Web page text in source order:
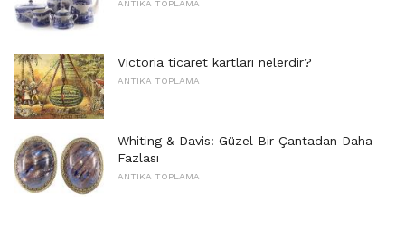
ANTIKA TOPLAMA
Victoria ticaret kartları nelerdir?
ANTIKA TOPLAMA
Whiting & Davis: Güzel Bir Çantadan Daha
Fazlası
ANTIKA TOPLAMA